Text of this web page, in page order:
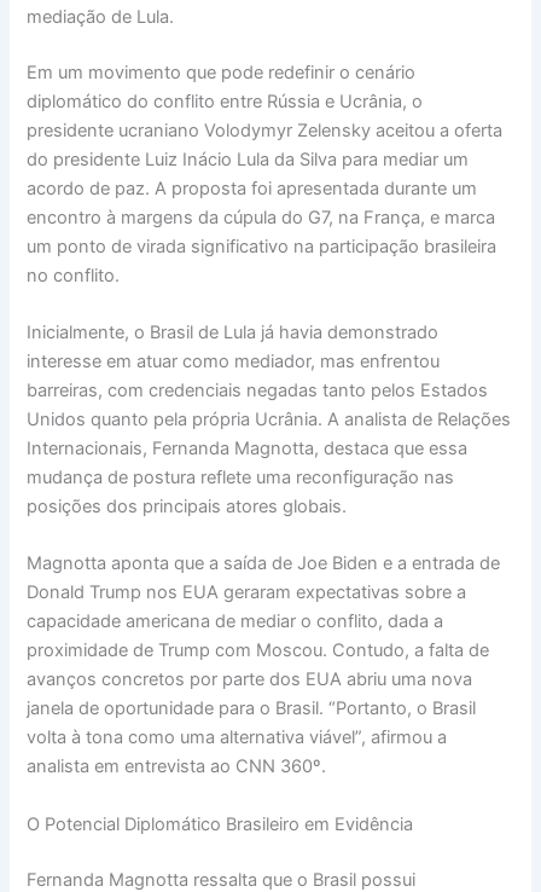
mediação de Lula.
Em um movimento que pode redefinir o cenário
diplomático do conflito entre Rússia e Ucrânia, o
presidente ucraniano Volodymyr Zelensky aceitou a oferta
do presidente Luiz Inácio Lula da Silva para mediar um
acordo de paz. A proposta foi apresentada durante um
encontro à margens da cúpula do G7, na França, e marca
um ponto de virada significativo na participação brasileira
no conflito.
Inicialmente, o Brasil de Lula já havia demonstrado
interesse em atuar como mediador, mas enfrentou
barreiras, com credenciais negadas tanto pelos Estados
Unidos quanto pela própria Ucrânia. A analista de Relações
Internacionais, Fernanda Magnotta, destaca que essa
mudança de postura reflete uma reconfiguração nas
posições dos principais atores globais.
Magnotta aponta que a saída de Joe Biden e a entrada de
Donald Trump nos EUA geraram expectativas sobre a
capacidade americana de mediar o conflito, dada a
proximidade de Trump com Moscou. Contudo, a falta de
avanços concretos por parte dos EUA abriu uma nova
janela de oportunidade para o Brasil. “Portanto, o Brasil
volta à tona como uma alternativa viável”, afirmou a
analista em entrevista ao CNN 360º.
O Potencial Diplomático Brasileiro em Evidência
Fernanda Magnotta ressalta que o Brasil possui